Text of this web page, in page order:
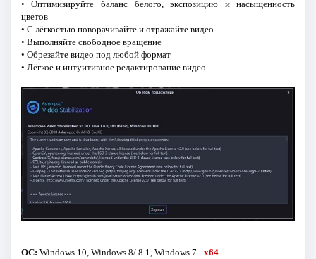
• Оптимизируйте баланс белого, экспозицию и насыщенность
цветов
• С лёгкостью поворачивайте и отражайте видео
• Выполняйте свободное вращение
• Обрезайте видео под любой формат
• Лёгкое и интуитивное редактирование видео
ОС: Windows 10, Windows 8/ 8.1, Windows 7 - x64